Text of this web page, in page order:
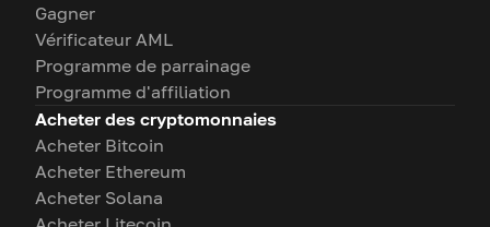
Gagner
Vérificateur AML
Programme de parrainage
Programme d'affiliation
Acheter des cryptomonnaies
Acheter Bitcoin
Acheter Ethereum
Acheter Solana